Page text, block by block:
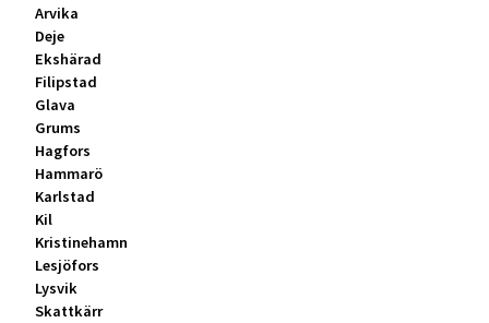
Arvika
Deje
Ekshärad
Filipstad
Glava
Grums
Hagfors
Hammarö
Karlstad
Kil
Kristinehamn
Lesjöfors
Lysvik
Skattkärr